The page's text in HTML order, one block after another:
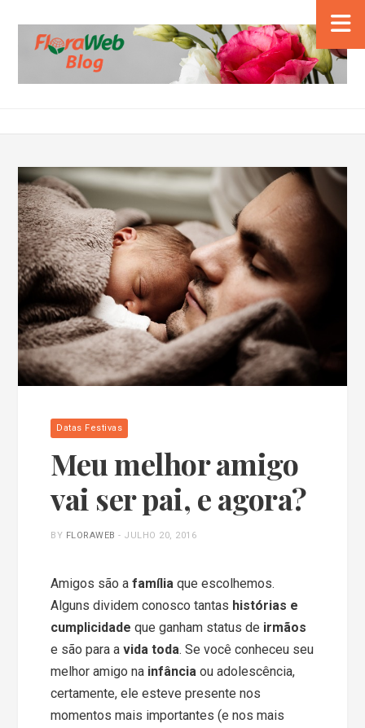
Datas Festivas
Meu melhor amigo
vai ser pai, e agora?
BY FLORAWEB - JULHO 20, 2016
Amigos são afamília que escolhemos.
Alguns dividem conosco tantas histórias e
cumplicidade que ganham status de irmãos
e são para a vida toda. Se você conheceu seu
melhor amigo na infância ou adolescência,
certamente, ele esteve presente nos
momentos mais importantes (e nos mais